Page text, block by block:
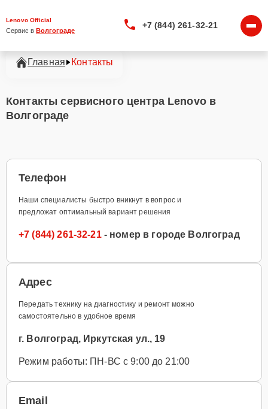
Lenovo Official
Сервис в Волгограде
+7 (844) 261-32-21
Главная Контакты
Контакты сервисного центра Lenovo в
Волгограде
Телефон
Наши специалисты быстро вникнут в вопрос и
предложат оптимальный вариант решения
+7 (844) 261-32-21- номер в городе Волгоград
Адрес
Передать технику на диагностику и ремонт можно
самостоятельно в удобное время
г. Волгоград, Иркутская ул., 19
Режим работы: ПН-ВС с 9:00 до 21:00
Email